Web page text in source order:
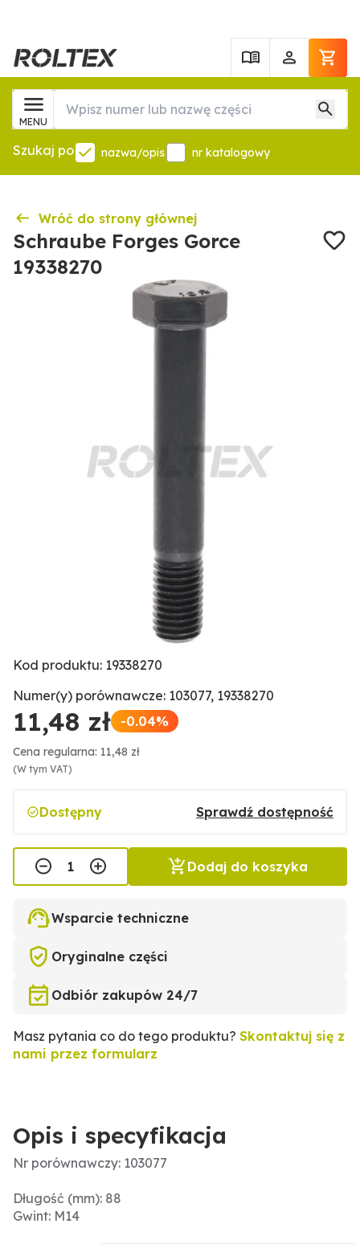
MENU
Szukaj po nazwa/opis nr katalogowy
Wróć do strony głównej
Schraube Forges Gorce
19338270
Kod produktu: 19338270
Numer(y) porównawcze: 103077, 19338270
11,48 zł -0.04%
Cena regularna: 11,48 zł
(W tym VAT)
Dostępny Sprawdź dostępność
Dodaj do koszyka
Wsparcie techniczne
Oryginalne części
Odbiór zakupów 24/7
Masz pytania co do tego produktu? Skontaktuj się z
nami przez formularz
Opis i specyfikacja
Nr porównawczy: 103077
Długość (mm): 88
Gwint: M14